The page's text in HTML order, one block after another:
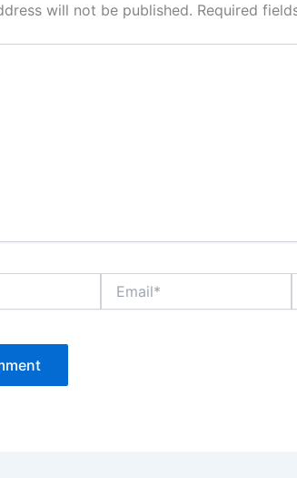
will not be published. Required